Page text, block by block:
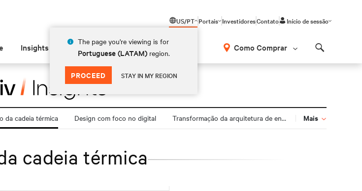
US/PT
The page you're viewing is for
Portuguese (LATAM) region.
PROCEED STAY IN MY REGION
Portais InvestidoresContato Início de sessão
Insights Sobre Como Comprar
da cadeia térmica Design com foco no digital Transformação da arquitetura de energia Mais
cadeia térmica